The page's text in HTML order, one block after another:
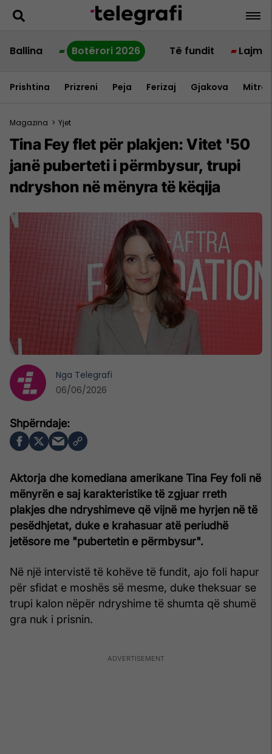
Ballina Botërori 2026 Të fundit Lajme
Prishtina Prizreni Peja Ferizaj Gjakova
Magazina > Yjet
Tina Fey flet për plakjen: Vitet '50
janë puberteti i përmbysur, trupi
ndryshon në mënyra të këqija
Aktorja dhe komediana amerikane Tina Fey foli në
mënyrën e saj karakteristike të zgjuar rreth
plakjes dhe ndryshimeve që vijnë me hyrjen në të
pesëdhjetat, duke e krahasuar atë periudhë
jetësore me "pubertetin e përmbysur".
Në një intervistë të kohëve të fundit, ajo foli hapur
për sfidat e moshës së mesme, duke theksuar se
trupi kalon nëpër ndryshime të shumta që shumë
gra nuk i prisnin.
Nga Telegrafi
06/06/2026